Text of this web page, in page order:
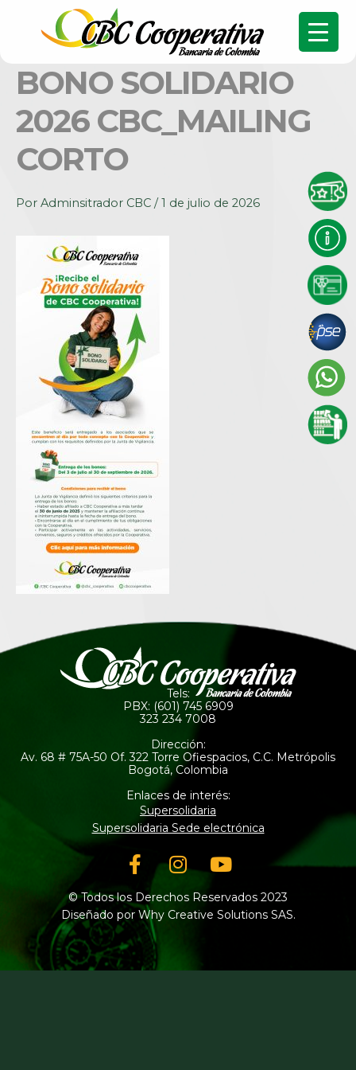
BONO SOLIDARIO
2026 CBC_MAILING
CORTO
Por Adminsitrador CBC /1 de julio de 2026
Tels:
PBX: (601) 745 6909
323 234 7008
Dirección:
Av. 68 # 75A-50 Of. 322 Torre Ofiespacios, C.C. Metrópolis
Bogotá, Colombia
Enlaces de interés:
Supersolidaria
Supersolidaria Sede electrónica
Facebook-
f
Instagram
Youtube
© Todos los Derechos Reservados 2023
Diseñado por Why Creative Solutions SAS.